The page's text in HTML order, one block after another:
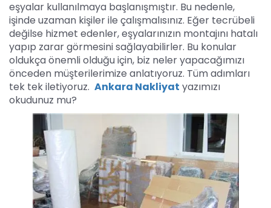
eşyalar kullanılmaya başlanışmıştır. Bu nedenle,
işinde uzaman kişiler ile çalışmalısınız. Eğer tecrübeli
değilse hizmet edenler, eşyalarınızın montajını hatalı
yapıp zarar görmesini sağlayabilirler. Bu konular
oldukça önemli olduğu için, biz neler yapacağımızı
önceden müşterilerimize anlatıyoruz. Tüm adımları
tek tek iletiyoruz. Ankara Nakliyat yazımızı
okudunuz mu?